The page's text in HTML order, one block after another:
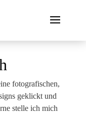
fotografischen,
geklickt und
stelle ich mich